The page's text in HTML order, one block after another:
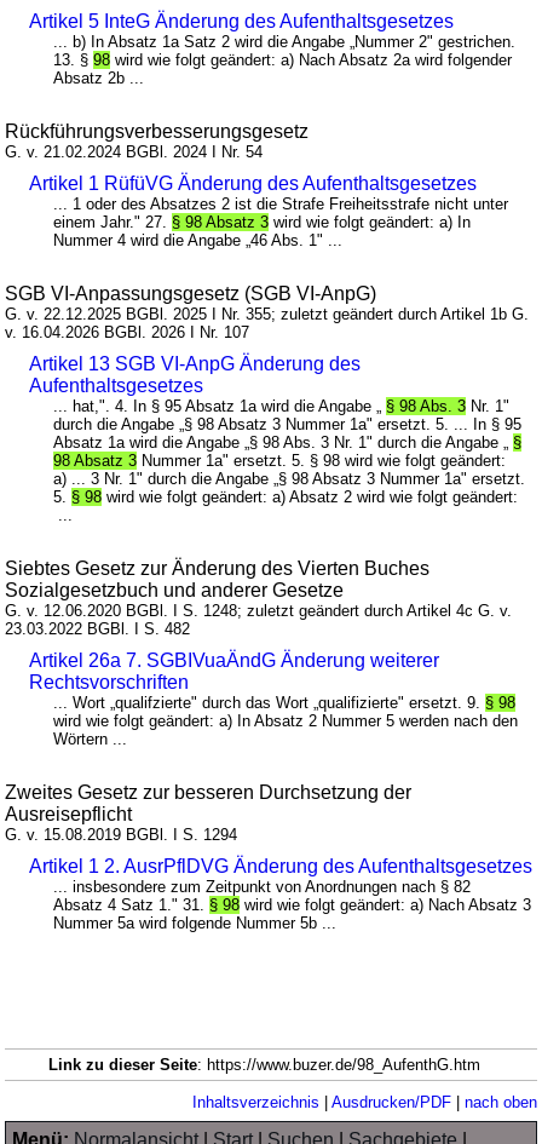
Artikel 5 InteG Änderung des Aufenthaltsgesetzes
... b) In Absatz 1a Satz 2 wird die Angabe „Nummer 2" gestrichen.
13. §98 wird wie folgt geändert: a) Nach Absatz 2a wird folgender
Absatz 2b ...
Rückführungsverbesserungsgesetz
G. v. 21.02.2024 BGBl. 2024 I Nr. 54
Artikel 1 RüfüVG Änderung des Aufenthaltsgesetzes
... 1 oder des Absatzes 2 ist die Strafe Freiheitsstrafe nicht unter
einem Jahr." 27. § 98 Absatz 3 wird wie folgt geändert: a) In
Nummer 4 wird die Angabe „46 Abs. 1" ...
SGB VI-Anpassungsgesetz (SGB VI-AnpG)
G. v. 22.12.2025 BGBl. 2025 I Nr. 355; zuletzt geändert durch Artikel 1b G.
v. 16.04.2026 BGBl. 2026 I Nr. 107
Artikel 13 SGB VI-AnpG Änderung des
Aufenthaltsgesetzes
... hat,". 4. In § 95 Absatz 1a wird die Angabe „ § 98 Abs. 3 Nr. 1"
durch die Angabe „§ 98 Absatz 3 Nummer 1a" ersetzt. 5. ... In § 95
Absatz 1a wird die Angabe „§ 98 Abs. 3 Nr. 1" durch die Angabe „ §
98 Absatz 3 Nummer 1a" ersetzt. 5. § 98 wird wie folgt geändert:
a) ... 3 Nr. 1" durch die Angabe „§ 98 Absatz 3 Nummer 1a" ersetzt.
5. § 98 wird wie folgt geändert: a) Absatz 2 wird wie folgt geändert:
Siebtes Gesetz zur Änderung des Vierten Buches
Sozialgesetzbuch und anderer Gesetze
G. v. 12.06.2020 BGBl. I S. 1248; zuletzt geändert durch Artikel 4c G. v.
23.03.2022 BGBl. I S. 482
Artikel 26a 7. SGBIVuaÄndG Änderung weiterer
Rechtsvorschriften
... Wort „qualifzierte" durch das Wort „qualifizierte" ersetzt. 9. § 98
wird wie folgt geändert: a) In Absatz 2 Nummer 5 werden nach den
Wörtern ...
Zweites Gesetz zur besseren Durchsetzung der
Ausreisepflicht
G. v. 15.08.2019 BGBl. I S. 1294
Artikel 1 2. AusrPflDVG Änderung des Aufenthaltsgesetzes
... insbesondere zum Zeitpunkt von Anordnungen nach § 82
Absatz 4 Satz 1." 31. § 98 wird wie folgt geändert: a) Nach Absatz 3
Nummer 5a wird folgende Nummer 5b ...
Link zu dieser Seite: https://www.buzer.de/98_AufenthG.htm
Inhaltsverzeichnis | Ausdrucken/PDF| nach oben
Menü: Normalansicht| Start| Suchen Sachgebiete